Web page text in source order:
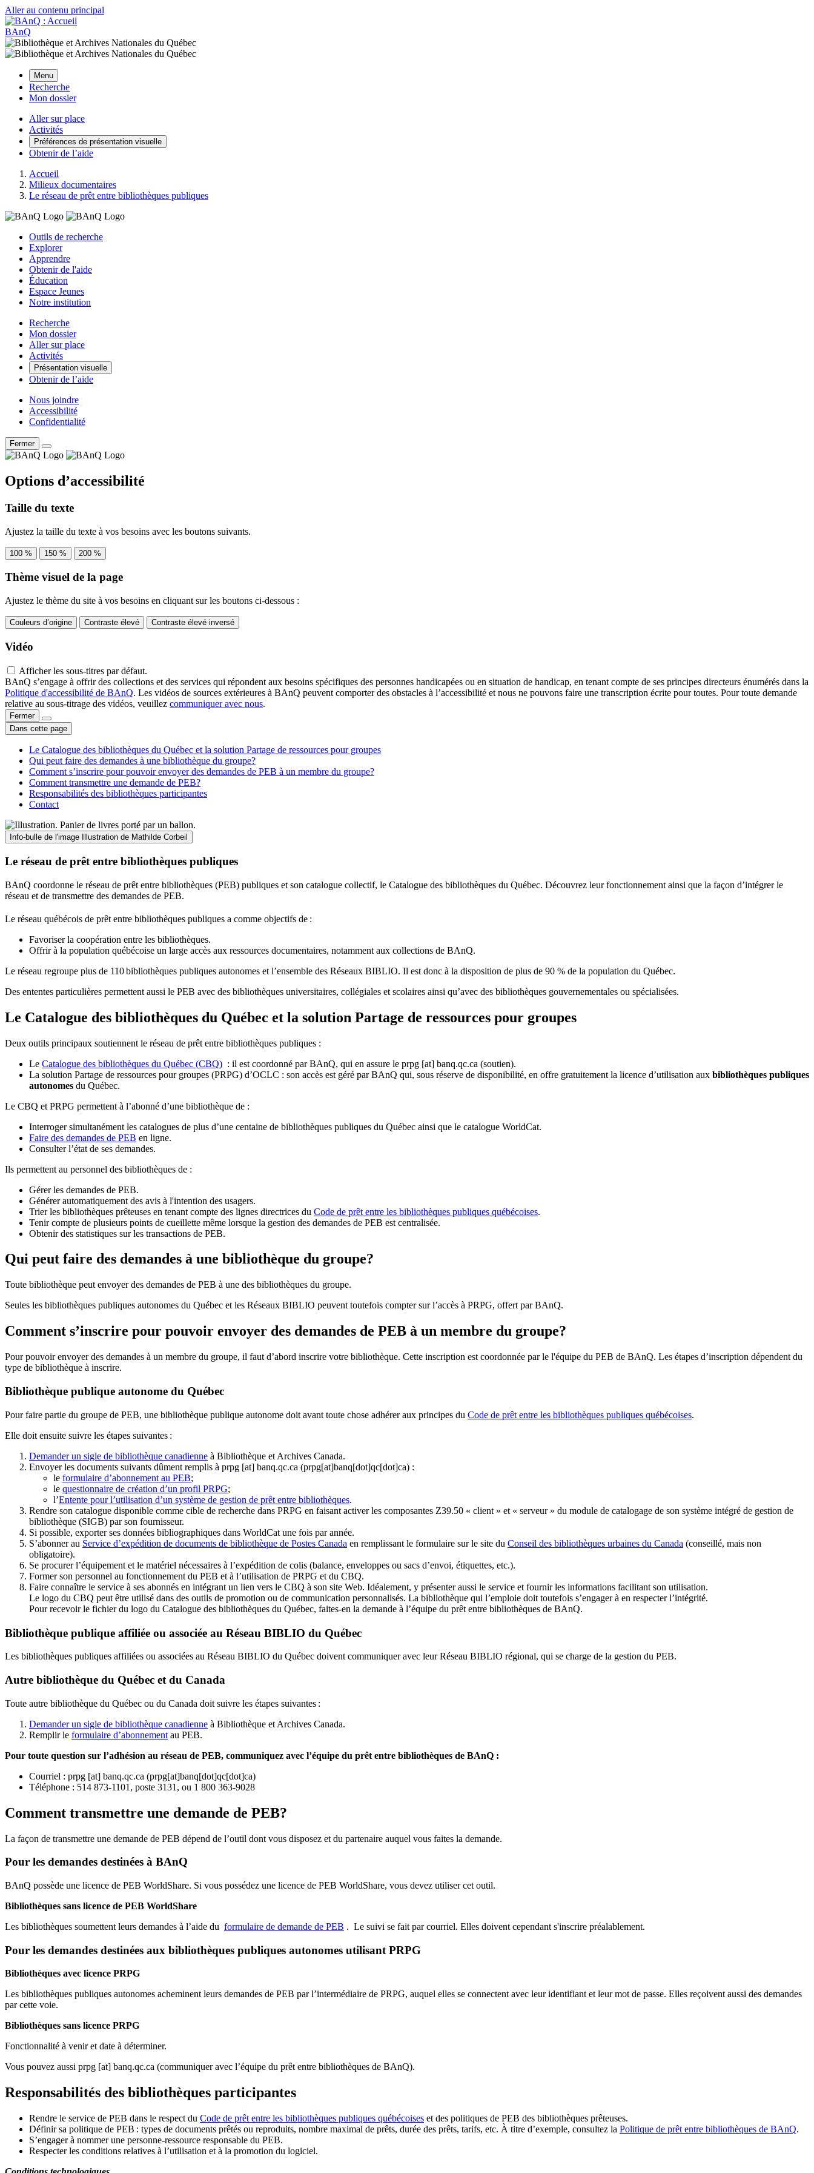
Aller au contenu principal
BAnQ
Menu
Recherche
Mon dossier
Aller sur place
Activités
Préférences de présentation visuelle
Obtenir de l’aide
Accueil
Milieux documentaires
Le réseau de prêt entre bibliothèques publiques
Outils de recherche
Explorer
Apprendre
Obtenir de l'aide
Éducation
Espace Jeunes
Notre institution
Recherche
Mon dossier
Aller sur place
Activités
Présentation visuelle
Obtenir de l’aide
Nous joindre
Accessibilité
Confidentialité
Fermer
Options d’accessibilité
Taille du texte
Ajustez la taille du texte à vos besoins avec les boutons suivants.
100 % 150 % 200 %
Thème visuel de la page
Ajustez le thème du site à vos besoins en cliquant sur les boutons ci-dessous :
Couleurs d’origine Contraste élevé Contraste élevé inversé
Vidéo
Afficher les sous-titres par défaut.
BAnQ s’engage à offrir des collections et des services qui répondent aux besoins spécifiques des personnes handicapées ou en situation de handicap, en tenant compte de ses principes directeurs énumérés dans la
Politique d'accessibilité de BAnQ. Les vidéos de sources extérieures à BAnQ peuvent comporter des obstacles à l’accessibilité et nous ne pouvons faire une transcription écrite pour toutes. Pour toute demande
relative au sous-titrage des vidéos, veuillez communiquer avec nous.
Fermer
Dans cette page
Le Catalogue des bibliothèques du Québec et la solution Partage de ressources pour groupes
Qui peut faire des demandes à une bibliothèque du groupe?
Comment s’inscrire pour pouvoir envoyer des demandes de PEB à un membre du groupe?
Comment transmettre une demande de PEB?
Responsabilités des bibliothèques participantes
Contact
Info-bulle de l'image Illustration de Mathilde Corbeil
Le réseau de prêt entre bibliothèques publiques
BAnQ coordonne le réseau de prêt entre bibliothèques (PEB) publiques et son catalogue collectif, le Catalogue des bibliothèques du Québec. Découvrez leur fonctionnement ainsi que la façon d’intégrer le
réseau et de transmettre des demandes de PEB.
Le réseau québécois de prêt entre bibliothèques publiques a comme objectifs de :
Favoriser la coopération entre les bibliothèques.
Offrir à la population québécoise un large accès aux ressources documentaires, notamment aux collections de BAnQ.
Le réseau regroupe plus de 110bibliothèques publiques autonomes et l’ensemble des Réseaux BIBLIO. Il est donc à la disposition de plus de 90 % de la population du Québec.
Des ententes particulières permettent aussi le PEB avec des bibliothèques universitaires, collégiales et scolaires ainsi qu’avec des bibliothèques gouvernementales ou spécialisées.
Le Catalogue des bibliothèques du Québec et la solution Partage de ressources pour groupes
Deux outils principaux soutiennent le réseau de prêt entre bibliothèques publiques :
Le Catalogue des bibliothèques du Québec (CBQ) : il est coordonné par BAnQ, qui en assure le prpg [at] banq.qc.ca (soutien).
La solution Partage de ressources pour groupes (PRPG) d’OCLC : son accès est géré par BAnQ qui, sous réserve de disponibilité, en offre gratuitement la licence d’utilisation aux bibliothèques publiques
autonomes du Québec.
Le CBQ et PRPG permettent à l’abonné d’une bibliothèque de :
Interroger simultanément les catalogues de plus d’une centaine de bibliothèques publiques du Québec ainsi que le catalogue WorldCat.
Faire des demandes de PEB en ligne.
Consulter l’état de ses demandes.
Ils permettent au personnel des bibliothèques de :
Gérer les demandes de PEB.
Générer automatiquement des avis à l'intention des usagers.
Trier les bibliothèques prêteuses en tenant compte des lignes directrices du Code de prêt entre les bibliothèques publiques québécoises.
Tenir compte de plusieurs points de cueillette même lorsque la gestion des demandes de PEB est centralisée.
Obtenir des statistiques sur les transactions de PEB.
Qui peut faire des demandes à une bibliothèque du groupe?
Toute bibliothèque peut envoyer des demandes de PEB à une des bibliothèques du groupe.
Seules les bibliothèques publiques autonomes du Québec et les Réseaux BIBLIO peuvent toutefois compter sur l’accès à PRPG, offert par BAnQ.
Comment s’inscrire pour pouvoir envoyer des demandes de PEB à un membre du groupe?
Pour pouvoir envoyer des demandes à un membre du groupe, il faut d’abord inscrire votre bibliothèque. Cette inscription est coordonnée par le l'équipe du PEB de BAnQ. Les étapes d’inscription dépendent du
type de bibliothèque à inscrire.
Bibliothèque publique autonome du Québec
Pour faire partie du groupe de PEB, une bibliothèque publique autonome doit avant toute chose adhérer aux principes du Code de prêt entre les bibliothèques publiques québécoises.
Elle doit ensuite suivre les étapes suivantes :
Demander un sigle de bibliothèque canadienne à Bibliothèque et Archives Canada.
Envoyer les documents suivants dûment remplis à prpg [at] banq.qc.ca (prpg[at]banq[dot]qc[dot]ca) :
le formulaire d’abonnement au PEB;
le questionnaire de création d’un profil PRPG;
l’Entente pour l’utilisation d’un système de gestion de prêt entre bibliothèques.
Rendre son catalogue disponible comme cible de recherche dans PRPG en faisant activer les composantes Z39.50 « client » et « serveur » du module de catalogage de son système intégré de gestion de
bibliothèque (SIGB) par son fournisseur.
Si possible, exporter ses données bibliographiques dans WorldCat une fois par année.
S’abonner au Service d’expédition de documents de bibliothèque de Postes Canada en remplissant le formulaire sur le site du Conseil des bibliothèques urbaines du Canada (conseillé, mais non
obligatoire).
Se procurer l’équipement et le matériel nécessaires à l’expédition de colis (balance, enveloppes ou sacs d’envoi, étiquettes, etc.).
Former son personnel au fonctionnement du PEB et à l’utilisation de PRPG et du CBQ.
Faire connaître le service à ses abonnés en intégrant un lien vers le CBQ à son site Web. Idéalement, y présenter aussi le service et fournir les informations facilitant son utilisation.
Le logo du CBQ peut être utilisé dans des outils de promotion ou de communication personnalisés. La bibliothèque qui l’emploie doit toutefois s’engager à en respecter l’intégrité.
Pour recevoir le fichier du logo du Catalogue des bibliothèques du Québec, faites-en la demande à l’équipe du prêt entre bibliothèques de BAnQ.
Bibliothèque publique affiliée ou associée au Réseau BIBLIO du Québec
Les bibliothèques publiques affiliées ou associées au Réseau BIBLIO du Québec doivent communiquer avec leur Réseau BIBLIO régional, qui se charge de la gestion du PEB.
Autre bibliothèque du Québec et du Canada
Toute autre bibliothèque du Québec ou du Canada doit suivre les étapes suivantes :
Demander un sigle de bibliothèque canadienne à Bibliothèque et Archives Canada.
Remplir le formulaire d’abonnement au PEB.
Pour toute question sur l’adhésion au réseau de PEB, communiquez avec l’équipe du prêt entre bibliothèques de BAnQ :
Courriel : prpg [at] banq.qc.ca (prpg[at]banq[dot]qc[dot]ca)
Téléphone : 514 873-1101, poste 3131, ou 1 800 363-9028
Comment transmettre une demande de PEB?
La façon de transmettre une demande de PEB dépend de l’outil dont vous disposez et du partenaire auquel vous faites la demande.
Pour les demandes destinées à BAnQ
BAnQ possède une licence de PEB WorldShare. Si vous possédez une licence de PEB WorldShare, vous devez utiliser cet outil.
Bibliothèques sans licence de PEB WorldShare
Les bibliothèques soumettent leurs demandes à l’aide du formulaire de demande de PEB . Le suivi se fait par courriel. Elles doivent cependant s'inscrire préalablement.
Pour les demandes destinées aux bibliothèques publiques autonomes utilisant PRPG
Bibliothèques avec licence PRPG
Les bibliothèques publiques autonomes acheminent leurs demandes de PEB par l’intermédiaire de PRPG, auquel elles se connectent avec leur identifiant et leur mot de passe. Elles reçoivent aussi des demandes
par cette voie.
Bibliothèques sans licence PRPG
Fonctionnalité à venir et date à déterminer.
Vous pouvez aussi prpg [at] banq.qc.ca (communiquer avec l’équipe du prêt entre bibliothèques de BAnQ).
Responsabilités des bibliothèques participantes
Rendre le service de PEB dans le respect du Code de prêt entre les bibliothèques publiques québécoises et des politiques de PEB des bibliothèques prêteuses.
Définir sa politique de PEB : types de documents prêtés ou reproduits, nombre maximal de prêts, durée des prêts, tarifs, etc. À titre d’exemple, consultez la Politique de prêt entre bibliothèques de BAnQ.
S’engager à nommer une personne-ressource responsable du PEB.
Respecter les conditions relatives à l’utilisation et à la promotion du logiciel.